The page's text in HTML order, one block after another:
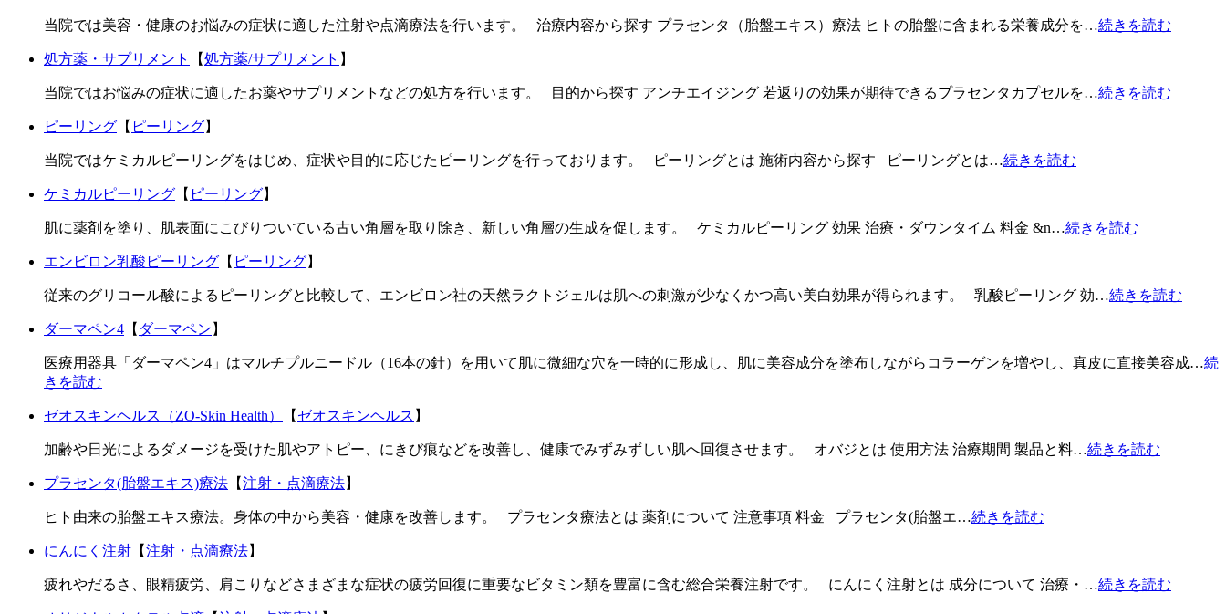
当院では美容・健康のお悩みの症状に適した注射や点滴療法を行います。 治療内容から探す プラセンタ（胎盤エキス）療法 ヒトの胎盤に含まれる栄養成分を…続きを読む
処方薬・サプリメント 【処方薬/サプリメント 】
当院ではお悩みの症状に適したお薬やサプリメントなどの処方を行います。 目的から探す アンチエイジング 若返りの効果が期待できるプラセンタカプセルを…続きを読む
ピーリング 【 ピーリング】
当院ではケミカルピーリングをはじめ、症状や目的に応じたピーリングを行っております。 ピーリングとは 施術内容から探す ピーリングとは…続きを読む
ケミカルピーリング 【 ピーリング】
肌に薬剤を塗り、肌表面にこびりついている古い角層を取り除き、新しい角層の生成を促します。 ケミカルピーリング 効果 治療・ダウンタイム 料金 &n…続きを読む
エンビロン乳酸ピーリング 【 ピーリング】
従来のグリコール酸によるピーリングと比較して、エンビロン社の天然ラクトジェルは肌への刺激が少なくかつ高い美白効果が得られます。 乳酸ピーリング 効…続きを読む
ダーマペン4 【 ダーマペン 】
医療用器具「ダーマペン4」はマルチプルニードル（16本の針）を用いて肌に微細な穴を一時的に形成し、肌に美容成分を塗布しながらコラーゲンを増やし、真皮に直接美容成…続
きを読む
ゼオスキンヘルス（ZO-Skin Health） 【 ゼオスキンヘルス 】
加齢や日光によるダメージを受けた肌やアトピー、にきび痕などを改善し、健康でみずみずしい肌へ回復させます。 オバジとは 使用方法 治療期間 製品と料…続きを読む
プラセンタ(胎盤エキス)療法 【注射・点滴療法】
ヒト由来の胎盤エキス療法。身体の中から美容・健康を改善します。 プラセンタ療法とは 薬剤について 注意事項 料金 プラセンタ(胎盤エ…続きを読む
にんにく注射 【注射・点滴療法】
疲れやだるさ、眼精疲労、肩こりなどさまざまな症状の疲労回復に重要なビタミン類を豊富に含む総合栄養注射です。 にんにく注射とは 成分について 治療・…続きを読む